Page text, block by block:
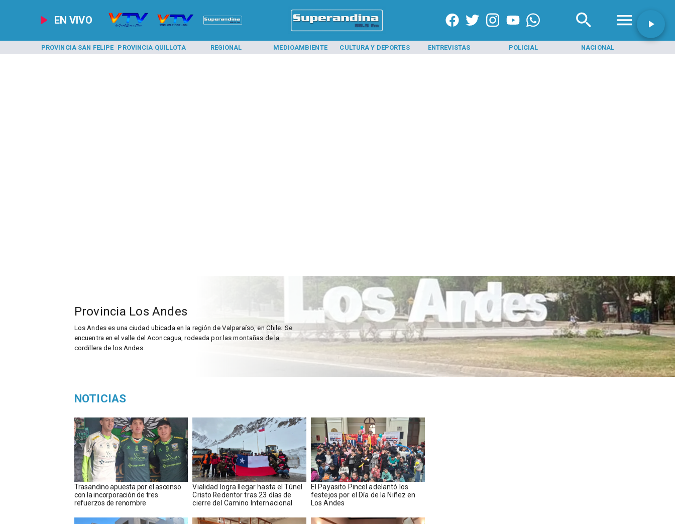
EN VIVO
PROVINCIA SAN FELIPE PROVINCIA QUILLOTA REGIONAL MEDIOAMBIENTE CULTURA Y DEPORTES ENTREVISTAS POLICIAL NACIONAL
Provincia Los Andes
Los Andes es una ciudad ubicada en la región de Valparaíso, en Chile. Se
encuentra en el valle del Aconcagua, rodeada por las montañas de la
cordillera de los Andes.
NOTICIAS
Trasandino apuesta por el ascenso
con la incorporación de tres
refuerzos de renombre
Vialidad logra llegar hasta el Túnel
Cristo Redentor tras 23 días de
cierre del Camino Internacional
El Payasito Pincel adelantó los
festejos por el Día de la Niñez en
Los Andes